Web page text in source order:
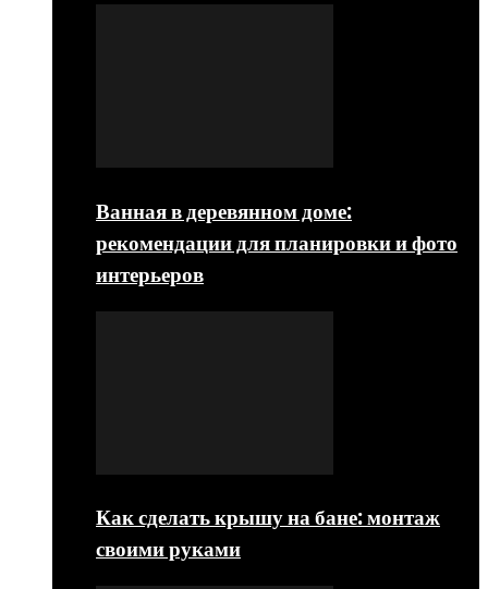
Ванная в деревянном доме:
рекомендации для планировки и фото
интерьеров
Как сделать крышу на бане: монтаж
своими руками